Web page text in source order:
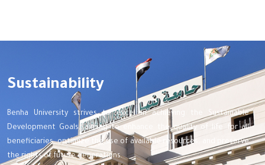
Sustainability
Benha University strives to excel in achieving the Sustainable
Development Goals, aiming to enhance the quality of life for all
beneficiaries, optimize the use of available resources, and preserve
the rights of future generations.